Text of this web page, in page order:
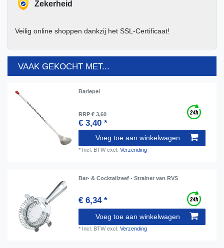
Zekerheid
Veilig online shoppen dankzij het SSL-Certificaat!
VAAK GEKOCHT MET...
Barlepel
RRP € 3,60
€ 3,40 *
Voeg toe aan winkelwagen
* Incl. BTWexcl.Verzending
Bar- & Cocktailzeef - Strainer van RVS
€ 6,34 *
Voeg toe aan winkelwagen
* Incl. BTWexcl.Verzending